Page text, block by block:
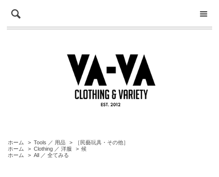
ホーム > Tools ／ 用品 >
［民藝玩具・その他］
ホーム
> Clothing ／ 洋服 > 候
ホーム
> All ／ 全てみる